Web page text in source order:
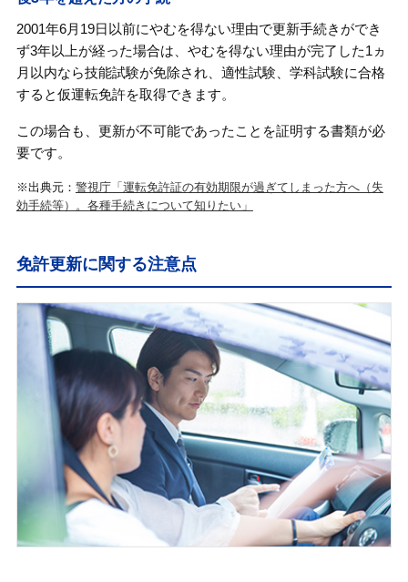
2001年6月19日以前にやむを得ない理由で更新手続きができ
ず3年以上が経った場合は、やむを得ない理由が完了した1ヵ
月以内なら技能試験が免除され、適性試験、学科試験に合格
すると仮運転免許を取得できます。
この場合も、更新が不可能であったことを証明する書類が必
要です。
※出典元： 警視庁「運転免許証の有効期限が過ぎてしまった方へ（失
効手続等）。各種手続きについて知りたい」
免許更新に関する注意点